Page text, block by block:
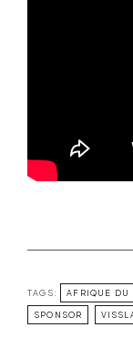
TAGS: AFRIQUE DU
SPONSOR